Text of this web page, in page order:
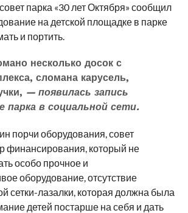
парка «30 лет Октября» сообщил
на детской площадке в парке
и портить.
несколько досок с
сломана карусель,
— появилась запись
парка в социальной сети.
порчи оборудования, совет
финансирования, который не
особо прочное и
оборудование, отсутствие
сетки-лазалки, которая должна была
детей постарше на себя и дать